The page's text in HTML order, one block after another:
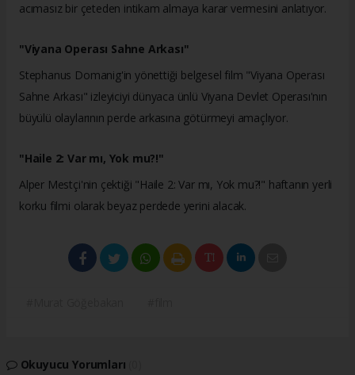
acımasız bir çeteden intikam almaya karar vermesini anlatıyor.
"Viyana Operası Sahne Arkası"
Stephanus Domanig'in yönettiği belgesel film "Viyana Operası
Sahne Arkası" izleyiciyi dünyaca ünlü Viyana Devlet Operası'nın
büyülü olaylarının perde arkasına götürmeyi amaçlıyor.
"Haile 2: Var mı, Yok mu?!"
Alper Mestçi'nin çektiği "Haile 2: Var mı, Yok mu?!" haftanın yerli
korku filmi olarak beyaz perdede yerini alacak.
Okuyucu Yorumları